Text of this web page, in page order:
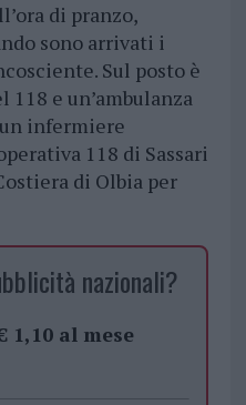
di pranzo,
sono arrivati i
Sul posto è
118 e un’ambulanza
infermiere
118 di Sassari
di Olbia per
nazionali?
1,10 al mese